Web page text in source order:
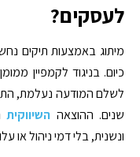
לעסקים?
מיתוג באמצעות תיקים
כיום. בניגוד לקמפיין
לשלם המודעה נעלמת,
שנים. ההוצאה השיווקית
ונשנית, בלי דמי ניהול או